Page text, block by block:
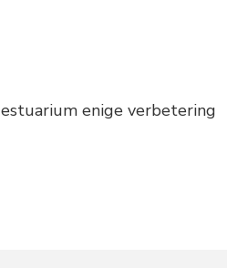
enige verbetering